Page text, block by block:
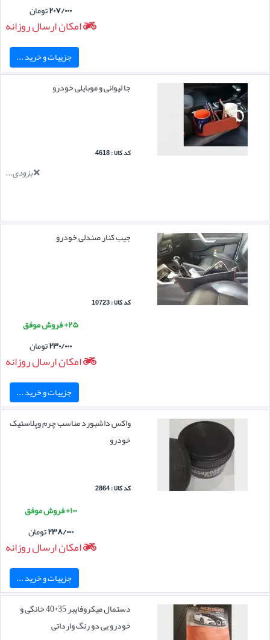
۲۰۷/۰۰۰تومان
امکان ارسال روزانه
جزییات و خرید ...
جا لیوانی و موبایلی خودرو
کد کالا : 4618
بزودی...
جیب کنار صندلی خودرو
کد کالا : 10723
۲۵+ فروش موفق
۲۳۰/۰۰۰تومان
امکان ارسال روزانه
جزییات و خرید ...
واکس داشبورد مناسب چرم وپلاستیک
خودرو
کد کالا : 2864
۱۰۰+ فروش موفق
۲۳۸/۰۰۰تومان
امکان ارسال روزانه
جزییات و خرید ...
دستمال میکروفایبر 35*40 خانگی و
خودرو یی دو رنگ وارداتی